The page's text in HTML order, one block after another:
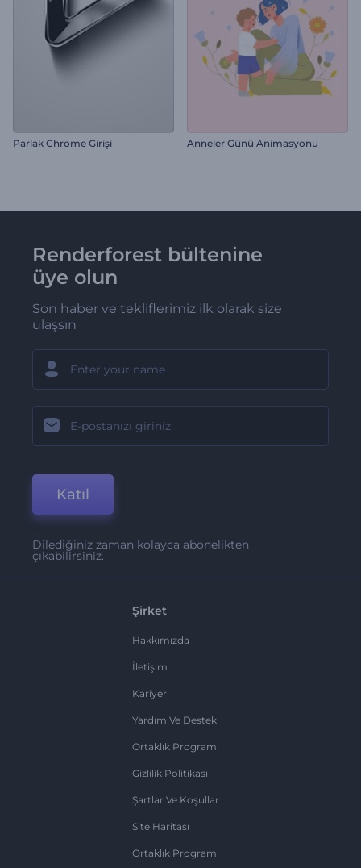
Parlak Chrome Girişi Anneler Günü Animasyonu
Renderforest bültenine
üye olun
Son haber ve tekliflerimiz ilk olarak size
ulaşsın
Katıl
Dilediğiniz zaman kolayca abonelikten
çıkabilirsiniz.
Şirket
Hakkımızda
İletişim
Kariyer
Yardım Ve Destek
Ortaklık Programı
Gizlilik Politikası
Şartlar Ve Koşullar
Site Haritası
Ortaklık Programı